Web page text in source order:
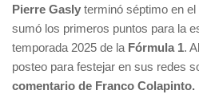
Pierre Gasly terminó séptimo en el
sumó los primeros puntos para la
temporada 2025 de la Fórmula 1.
posteo para festejar en sus redes
comentario de Franco Colapinto.